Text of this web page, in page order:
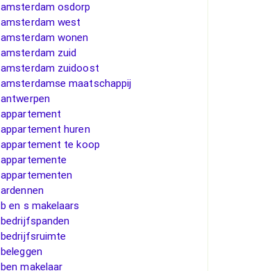
amsterdam osdorp
amsterdam west
amsterdam wonen
amsterdam zuid
amsterdam zuidoost
amsterdamse maatschappij
antwerpen
appartement
appartement huren
appartement te koop
appartemente
appartementen
ardennen
b en s makelaars
bedrijfspanden
bedrijfsruimte
beleggen
ben makelaar